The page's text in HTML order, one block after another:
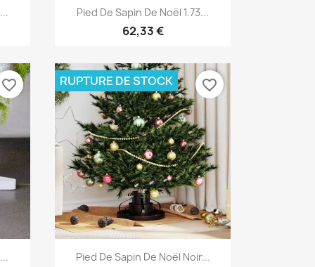
Aperçu rapide
Pied De Sapin De Noël 1.73...
62,33 €
favorite_border
Aperçu rapide
Pied De Sapin De Noël Noir...
RUPTURE DE STOCK favorite_border